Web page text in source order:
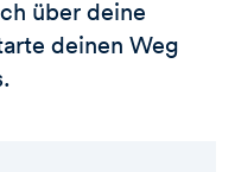
über deine
deinen Weg